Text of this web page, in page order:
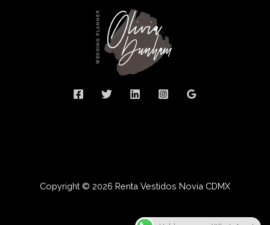
Copyright © 2026 Renta Vestidos Novia CDMX